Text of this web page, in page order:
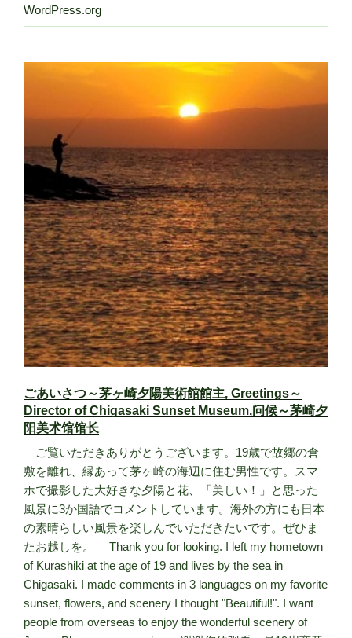
WordPress.org
ごあいさつ～茅ヶ崎夕陽美術館館主, Greetings～
Director of Chigasaki Sunset Museum,问候～茅崎夕
阳美术馆馆长
ご覧いただきありがとうございます。19歳で故郷の倉
敷を離れ、縁あって茅ヶ崎の海辺に住む男性です。スマ
ホで撮影した大好きな夕陽と花、「美しい！」と思った
風景に3か国語でコメントしています。海外の方にも日本
の素晴らしい風景を楽しんでいただきたいです。ぜひま
たお越しを。 Thank you for looking. I left my hometown
of Kurashiki at the age of 19 and lives by the sea in
Chigasaki. I made comments in 3 languages on my favorite
sunset, flowers, and scenery I thought "Beautiful!". I want
people from overseas to enjoy the wonderful scenery of